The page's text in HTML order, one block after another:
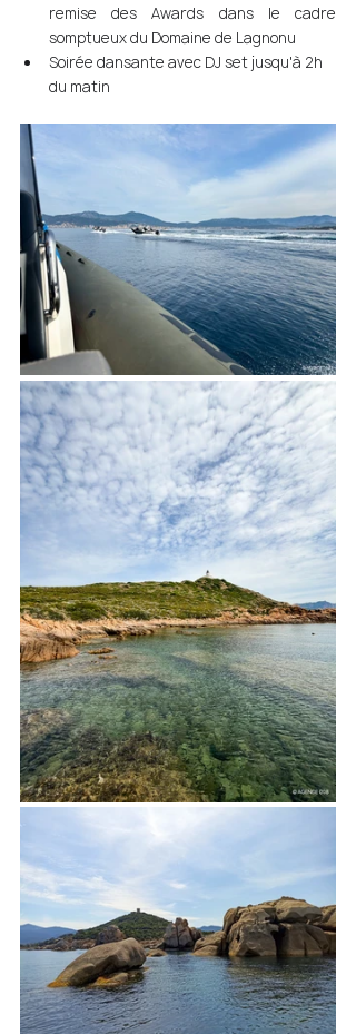
remise des Awards dans le cadre
somptueux du Domaine de Lagnonu
Soirée dansante avec DJ set jusqu'à 2h
du matin